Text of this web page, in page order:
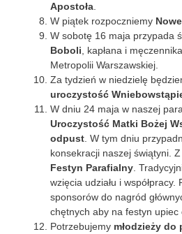
Apostoła.
W piątek rozpoczniemy
W sobotę 16 maja przypada
Boboli, kapłana i
Metropolii Warszawskiej.
Za tydzień w niedzielę
uroczystość
W dniu 24 maja w naszej
Uroczystość Matki Bożej
odpust. W tym dniu
konsekracji naszej świątyni.
Festyn Parafialny.
wzięcia udziału i
sponsorów do nagród
chętnych aby na festyn upiec
Potrzebujemy młodzieży